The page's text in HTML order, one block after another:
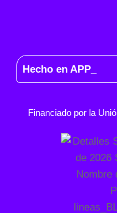
Hecho en APP_
Financiado por la Unió